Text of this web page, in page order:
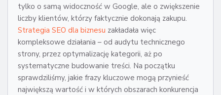
tylko o samą widoczność w Google, ale o zwiększenie
liczby klientów, którzy faktycznie dokonają zakupu.
Strategia SEO dla biznesu zakładała więc
kompleksowe działania – od audytu technicznego
strony, przez optymalizację kategorii, aż po
systematyczne budowanie treści. Na początku
sprawdziliśmy, jakie frazy kluczowe mogą przynieść
największą wartość i w których obszarach konkurencja